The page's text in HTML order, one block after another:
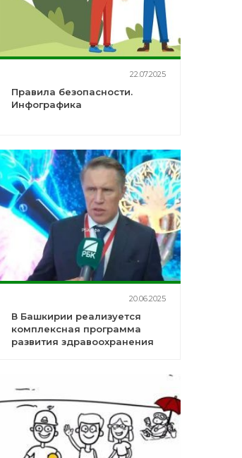
22.07.2025
Правила безопасности.
Инфографика
20.06.2025
В Башкирии реализуется
комплексная программа
развития здравоохранения